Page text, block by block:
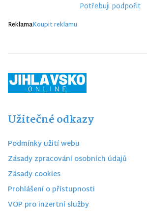
Potřebuji podpořit
ReklamaKoupit reklamu
Užitečné odkazy
Podmínky užití webu
Zásady zpracování osobních údajů
Zásady cookies
Prohlášení o přístupnosti
VOP pro inzertní služby